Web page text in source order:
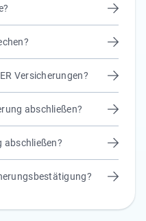
Versicherungen?
abschließen?
abschließen?